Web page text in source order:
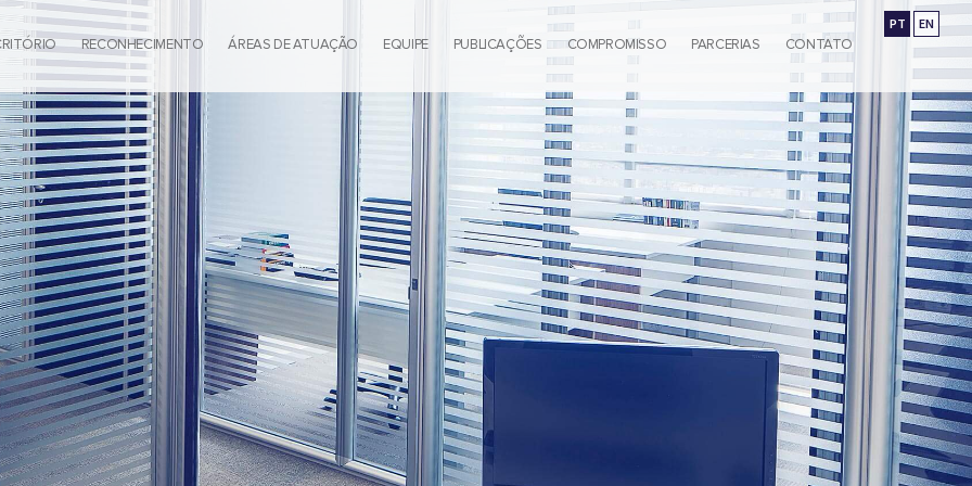
PT EN
RECONHECIMENTO ÁREAS DE ATUAÇÃO EQUIPE PUBLICAÇÕES COMPROMISSO PARCERIAS CONTATO